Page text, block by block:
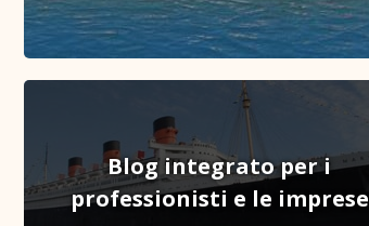
Blog integrato per i
professionisti e le imprese